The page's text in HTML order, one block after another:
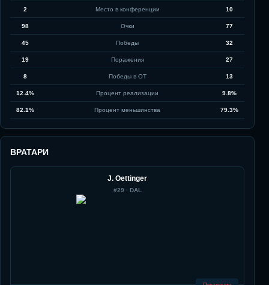
2 Место в конференции 10
98 Очки 77
45 Победы 32
19 Поражения 27
8 Победы в ОТ 13
12.4% Процент реализации 9.8%
82.1% Процент меньшинства 79.3%
ВРАТАРИ
J. Oettinger
#29 · DAL